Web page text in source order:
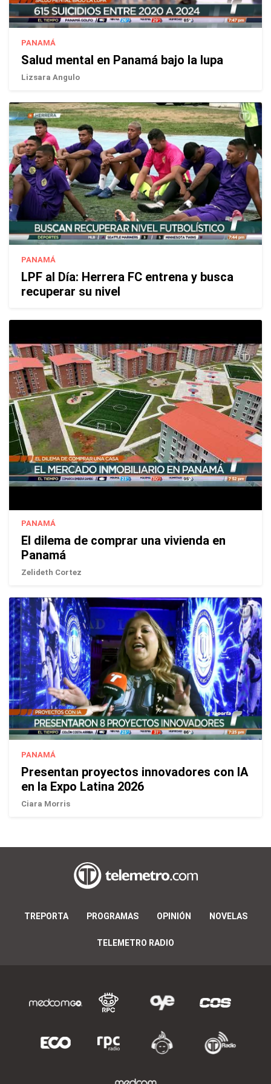
PANAMÁ
Salud mental en Panamá bajo la lupa
Lizsara Angulo
PANAMÁ
LPF al Día: Herrera FC entrena y busca
recuperar su nivel
PANAMÁ
El dilema de comprar una vivienda en
Panamá
Zelideth Cortez
PANAMÁ
Presentan proyectos innovadores con IA
en la Expo Latina 2026
Ciara Morris
TREPORTA PROGRAMAS OPINIÓN NOVELAS
TELEMETRO RADIO